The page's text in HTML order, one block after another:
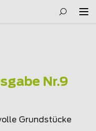
Nr.9
Grundstücke